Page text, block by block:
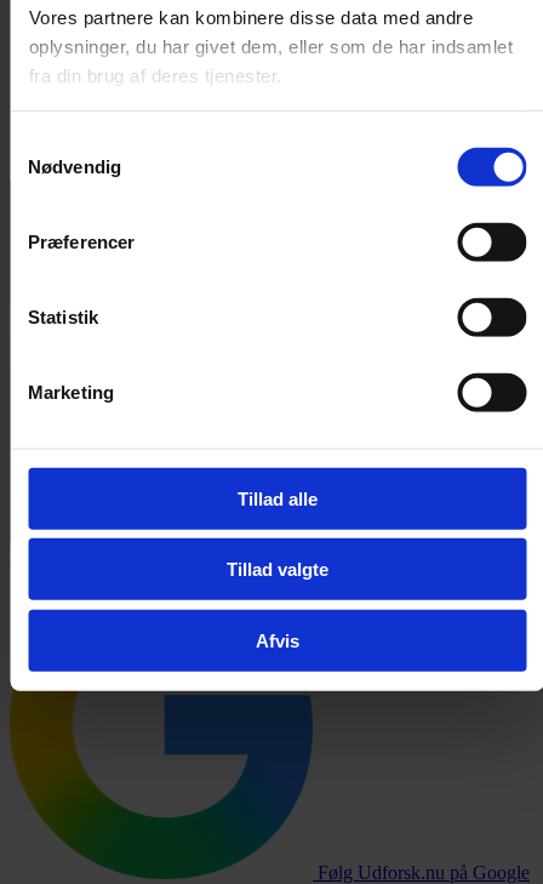
Vores partnere kan kombinere disse data med andre
oplysninger, du har givet dem, eller som de har indsamlet
fra din brug af deres tjenester.
Nødvendig
Præferencer
Statistik
Marketing
Tillad alle
Tillad valgte
Afvis
AfNicolai Ohlsen
Følg Udforsk.nu på Google